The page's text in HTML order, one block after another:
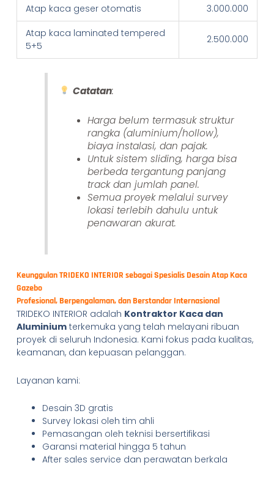
Atap kaca geser otomatis
3.000.000
Atap kaca laminated tempered
5+5
2.500.000
Catatan:
Harga belum termasuk struktur
rangka (aluminium/hollow),
biaya instalasi, dan pajak.
Untuk sistem sliding, harga bisa
berbeda tergantung panjang
track dan jumlah panel.
Semua proyek melalui survey
lokasi terlebih dahulu untuk
penawaran akurat.
Keunggulan TRIDEKO INTERIOR sebagai Spesialis Desain Atap Kaca
Gazebo
Profesional, Berpengalaman, dan Berstandar Internasional
TRIDEKO INTERIOR adalah Kontraktor Kaca dan
Aluminiumterkemuka yang telah melayani ribuan
proyek di seluruh Indonesia. Kami fokus pada kualitas,
keamanan, dan kepuasan pelanggan.
Layanan kami:
Desain 3D gratis
Survey lokasi oleh tim ahli
Pemasangan oleh teknisi bersertifikasi
Garansi material hingga 5 tahun
After sales service dan perawatan berkala